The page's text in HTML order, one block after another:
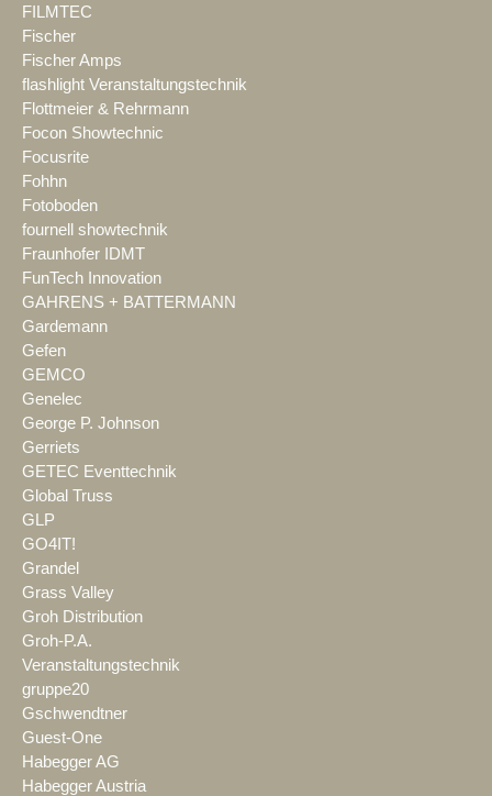
FILMTEC
Fischer
Fischer Amps
flashlight Veranstaltungstechnik
Flottmeier & Rehrmann
Focon Showtechnic
Focusrite
Fohhn
Fotoboden
fournell showtechnik
Fraunhofer IDMT
FunTech Innovation
GAHRENS + BATTERMANN
Gardemann
Gefen
GEMCO
Genelec
George P. Johnson
Gerriets
GETEC Eventtechnik
Global Truss
GLP
GO4IT!
Grandel
Grass Valley
Groh Distribution
Groh-P.A.
Veranstaltungstechnik
gruppe20
Gschwendtner
Guest-One
Habegger AG
Habegger Austria